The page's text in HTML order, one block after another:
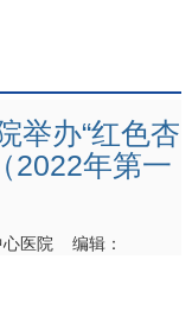
举办“红色杏
2022年第一
医院 编辑：